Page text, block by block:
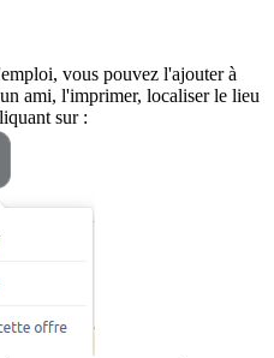
vous pouvez l'ajouter à
ami, l'imprimer, localiser le lieu
sur :